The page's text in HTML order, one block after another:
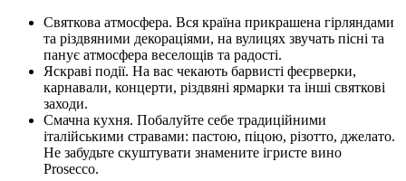
Святкова атмосфера. Вся країна прикрашена гірляндами
та різдвяними декораціями, на вулицях звучать пісні та
панує атмосфера веселощів та радості.
Яскраві події. На вас чекають барвисті феєрверки,
карнавали, концерти, різдвяні ярмарки та інші святкові
заходи.
Смачна кухня. Побалуйте себе традиційними
італійськими стравами: пастою, піцою, різотто, джелато.
Не забудьте скуштувати знамените ігристе вино
Prosecco.